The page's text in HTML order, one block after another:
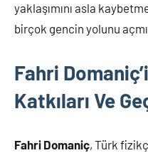
yaklaşımını asla
birçok gencin yolunu
Fahri
Katkıları Ve
Fahri Domaniç, Türk